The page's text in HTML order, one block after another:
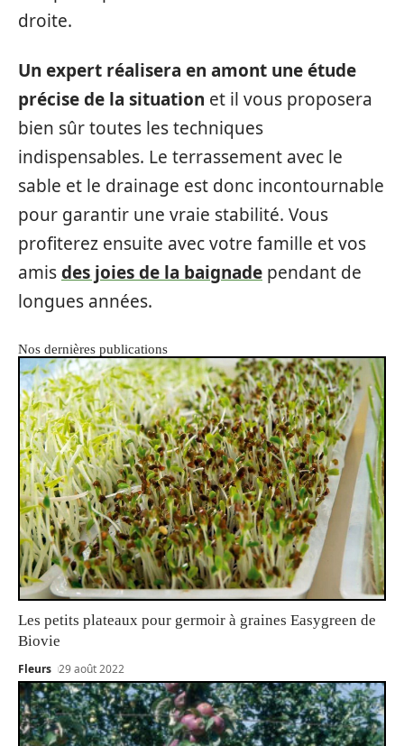
droite.
Un expert réalisera en amont une étude
précise de la situation et il vous proposera
bien sûr toutes les techniques
indispensables. Le terrassement avec le
sable et le drainage est donc incontournable
pour garantir une vraie stabilité. Vous
profiterez ensuite avec votre famille et vos
amisdes joies de la baignade pendant de
longues années.
Nos dernières publications
Les petits plateaux pour germoir à graines Easygreen de
Biovie
Fleurs 29 août 2022